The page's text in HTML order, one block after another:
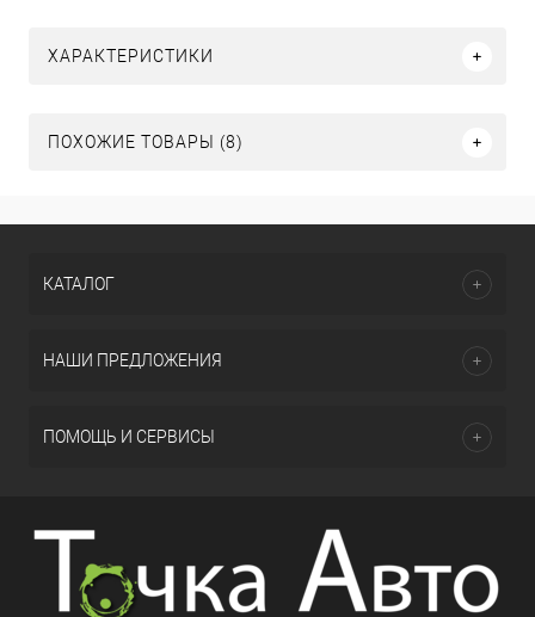
ХАРАКТЕРИСТИКИ
ПОХОЖИЕ ТОВАРЫ (8)
КАТАЛОГ
НАШИ ПРЕДЛОЖЕНИЯ
ПОМОЩЬ И СЕРВИСЫ